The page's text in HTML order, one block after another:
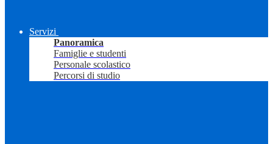
Servizi
Panoramica
Famiglie e studenti
Personale scolastico
Percorsi di studio